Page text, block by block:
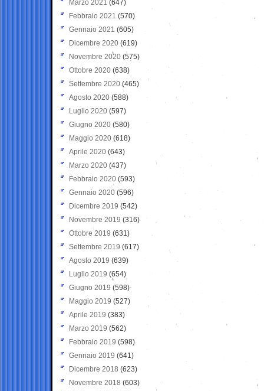
Marzo 2021 (647)
Febbraio 2021 (570)
Gennaio 2021 (605)
Dicembre 2020 (619)
Novembre 2020 (575)
Ottobre 2020 (638)
Settembre 2020(465)
Agosto 2020 (588)
Luglio 2020 (597)
Giugno 2020 (580)
Maggio 2020 (618)
Aprile 2020 (643)
Marzo 2020 (437)
Febbraio 2020 (593)
Gennaio 2020 (596)
Dicembre 2019 (542)
Novembre 2019 (316)
Ottobre 2019 (631)
Settembre 2019 (617)
Agosto 2019 (639)
Luglio 2019 (654)
Giugno 2019 (598)
Maggio 2019 (527)
Aprile 2019 (383)
Marzo 2019 (562)
Febbraio 2019 (598)
Gennaio 2019 (641)
Dicembre 2018 (623)
Novembre 2018 (603)